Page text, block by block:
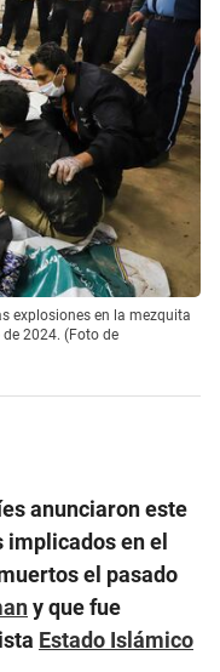
explosiones en la mezquita
de 2024. (Foto de
anunciaron este
implicados en el
el pasado
y que fue
Estado Islámico